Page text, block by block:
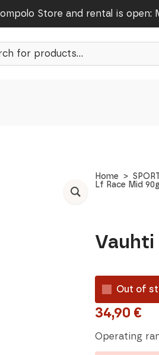
Store and rental is open:
Home
Lf Race Mid 90g
Vauhti
Out of
34,90 €
Operating